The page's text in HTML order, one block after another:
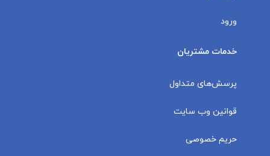
ورود
خدمات مشتریان
پرسش‌های متداول
قوانین وب سایت
حریم خصوصی